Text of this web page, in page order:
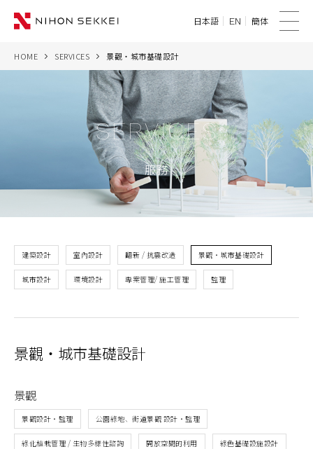
CORPORATE
遵守政策 隱私策略 使用條款
日本語 EN 簡体
HOME SERVICES 景觀・城市基礎設計
SERVICES
服務
建築設計 室內設計 翻新 / 抗震改造 景觀・城市基礎設計
城市設計 環境設計 專案管理/ 施工管理 監理
景觀・城市基礎設計
景觀
景觀設計・監理 公園綠地、街道景觀 設計・監理
綠化植栽管理 / 生物多樣性諮詢 開放空間的利用 綠色基礎設施設計